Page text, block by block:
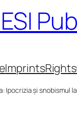
ImprintsRights
Ipocrizia și snobismul